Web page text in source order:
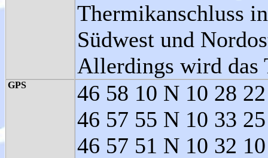
Thermikanschluss
Südwest und
Allerdings wird das
GPS
46 58 10 N 10 28
46 57 55 N 10 33
46 57 51 N 10 32